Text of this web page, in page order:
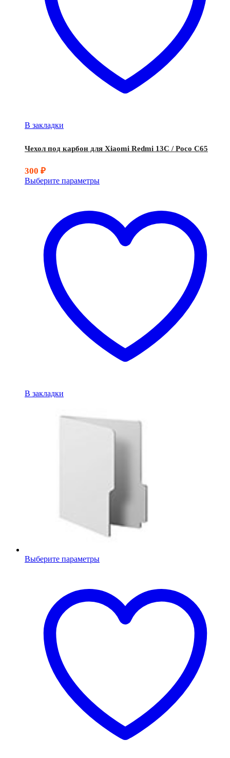
В закладки
Чехол под карбон для Xiaomi Redmi 13C / Poco C65
300 ₽
Выберите параметры
В закладки
Выберите параметры